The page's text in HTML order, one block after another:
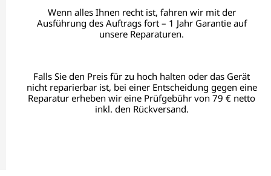
Wenn alles Ihnen recht ist, fahren wir mit der
Ausführung des Auftrags fort – 1 Jahr Garantie auf
unsere Reparaturen.
Falls Sie den Preis für zu hoch halten oder das Gerät
nicht reparierbar ist, bei einer Entscheidung gegen eine
Reparatur erheben wir eine Prüfgebühr von 79 € netto
inkl. den Rückversand.